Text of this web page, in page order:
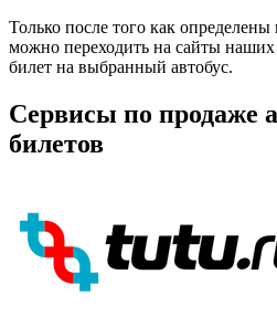
Только после того как
можно переходить на сайты наших
билет на выбранный автобус.
Сервисы по продаже
билетов